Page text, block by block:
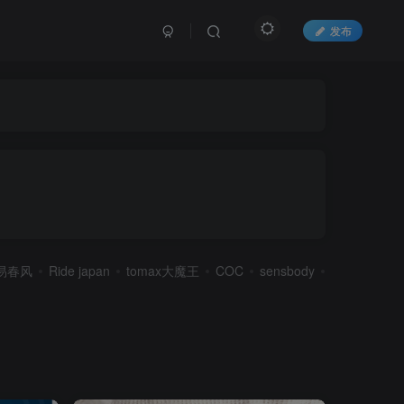
发布
春风 Ride japan tomax大魔王 COC sensbody